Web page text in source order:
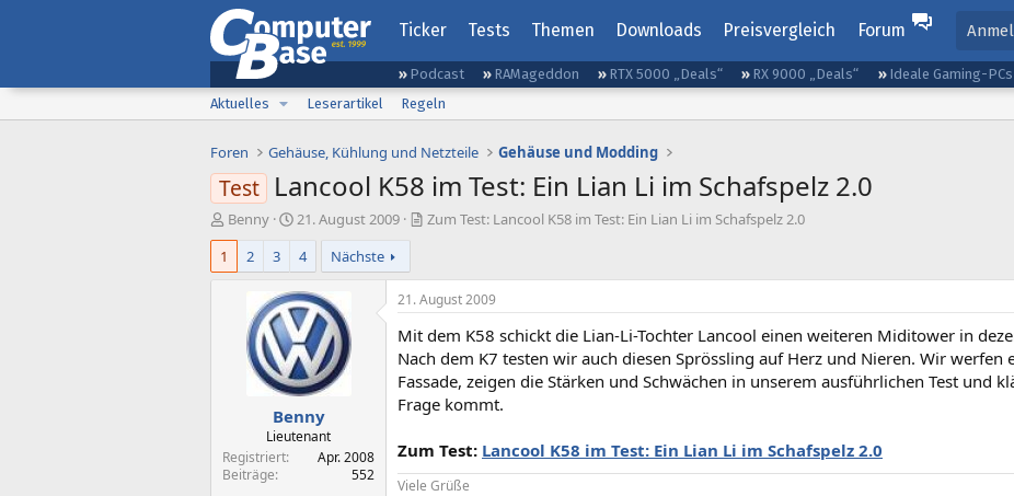
Ticker Tests Themen Downloads Preisvergleich Forum
Podcast RAMageddon RTX 5000 „Deals“ RX 9000 „Deals“ Ideale Gaming-PCs
Aktuelles
Leserartikel Regeln
Foren Gehäuse, Kühlung und Netzteile Gehäuse und Modding
Test Lancool K58 im Test: Ein Lian Li im Schafspelz 2.0
E
r
t
Benny
E
r
s
t
e
l
l
t
a
m
21. August 2009
Zum Test: Lancool K58 im Test: Ein Lian Li im Schafspelz 2.0
1
2 3 4 Nächste
Benny
Lieutenant
Registriert
Apr. 2008
Beiträge
552
21. August 2009
Mit dem K58 schickt die Lian-Li-Tochter Lancool einen weiteren Miditower in
Nach dem K7 testen wir auch diesen Sprössling auf Herz und Nieren. Wir werfen
Fassade, zeigen die Stärken und Schwächen in unserem ausführlichen Test und
Frage kommt.
Zum Test: Lancool K58 im Test: Ein Lian Li im Schafspelz 2.0
Viele Grüße